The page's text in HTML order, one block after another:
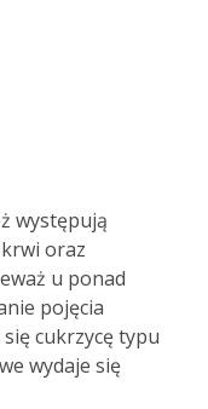
występują
oraz
u ponad
pojęcia
cukrzycę typu
wydaje się